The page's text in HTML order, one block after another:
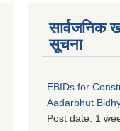
सार्वजनिक
सूचना
EBIDs for
Aadarbhut
Post date: 1